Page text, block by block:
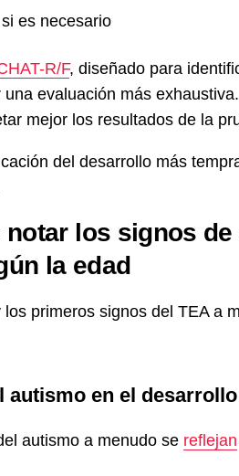
es necesario
R/F, diseñado para
evaluación más
mejor los resultados de la
del desarrollo más
los signos
la edad
primeros signos del TEA a
autismo en el
autismo a menudo se reflejan